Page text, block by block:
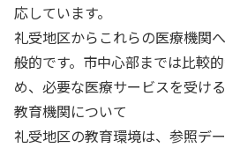
応しています。
礼受地区からこれらの医療機関
般的です。市中心部までは比較
め、必要な医療サービスを受け
教育機関について
礼受地区の教育環境は、参照デ